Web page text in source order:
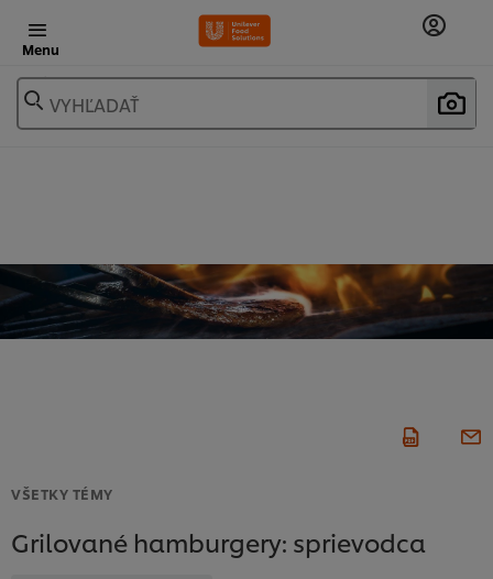
Menu
VYHĽADAŤ
VŠETKY TÉMY
Grilované hamburgery: sprievodca